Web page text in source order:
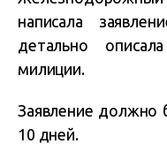
написала
детально
милиции.
Заявление должно
10 дней.